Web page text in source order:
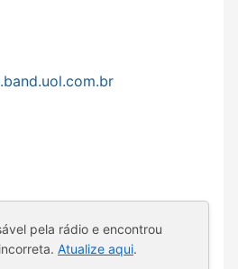
pela rádio e encontrou
Atualize aqui.